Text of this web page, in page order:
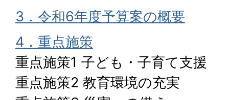
3．令和6年度予算案の概要
4．重点施策
重点施策1 子ども・子育て支援
重点施策2 教育環境の充実